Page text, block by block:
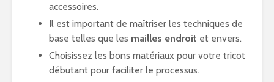
accessoires.
Il est important de maîtriser les techniques de
base telles que les mailles endroit et envers.
Choisissez les bons matériaux pour votre tricot
débutant pour faciliter le processus.